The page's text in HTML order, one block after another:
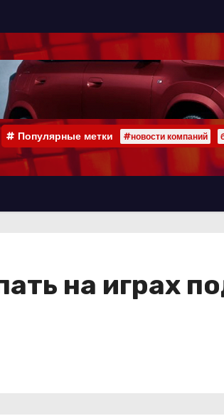
Популярные метки #новости компаний
на играх